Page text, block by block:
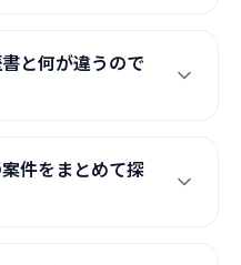
と何が違うので
価です。案件を重ねるた
案件でもそのまま使え
件をまとめて探